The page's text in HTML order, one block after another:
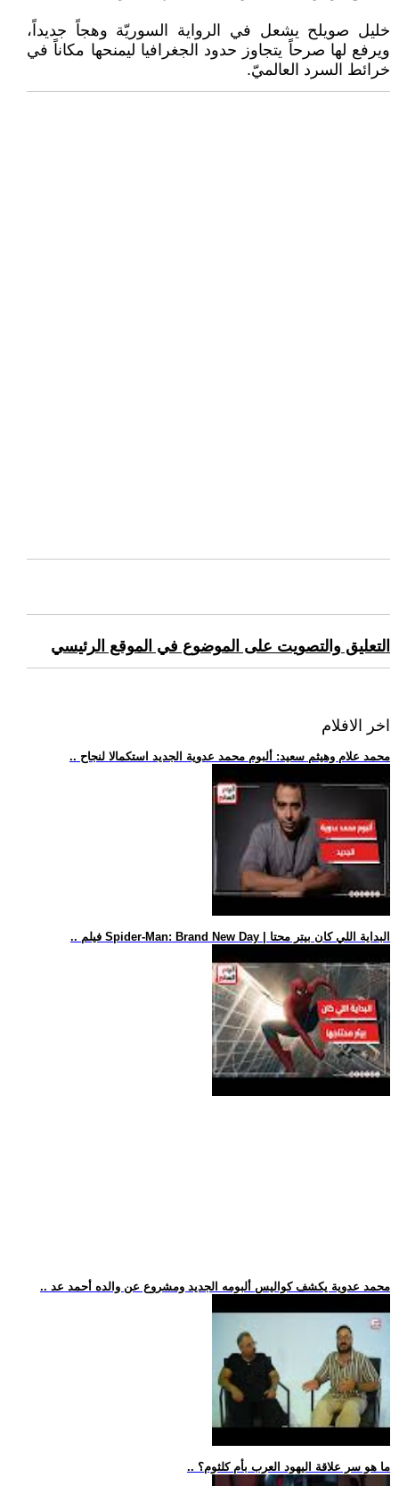
خليل صويلح يشعل في الرواية السوريّة وهجاً جديداً،
ويرفع لها صرحاً يتجاوز حدود الجغرافيا ليمنحها مكاناً في
خرائط السرد العالميّ.
التعليق والتصويت على الموضوع في الموقع الرئيسي
اخر الافلام
.. محمد علام وهيثم سعيد: ألبوم محمد عدوية الجديد استكمالا لنجاح
.. فيلم Spider-Man: Brand New Day | البداية اللي كان بيتر محتا
.. محمد عدوية يكشف كواليس ألبومه الجديد ومشروع عن والده أحمد عد
.. ما هو سر علاقة اليهود العرب بأم كلثوم؟